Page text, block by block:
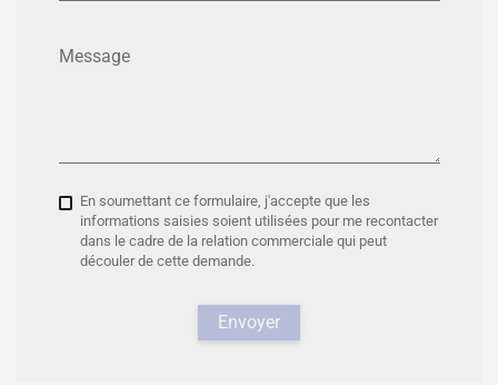
Message
En soumettant ce formulaire, j'accepte que les
informations saisies soient utilisées pour me recontacter
dans le cadre de la relation commerciale qui peut
découler de cette demande.
Envoyer